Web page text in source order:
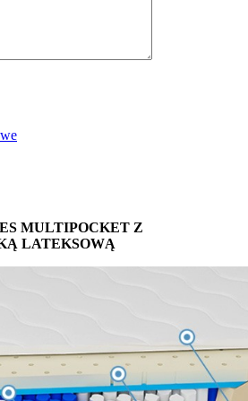
MULTIPOCKET Z
LATEKSOWĄ